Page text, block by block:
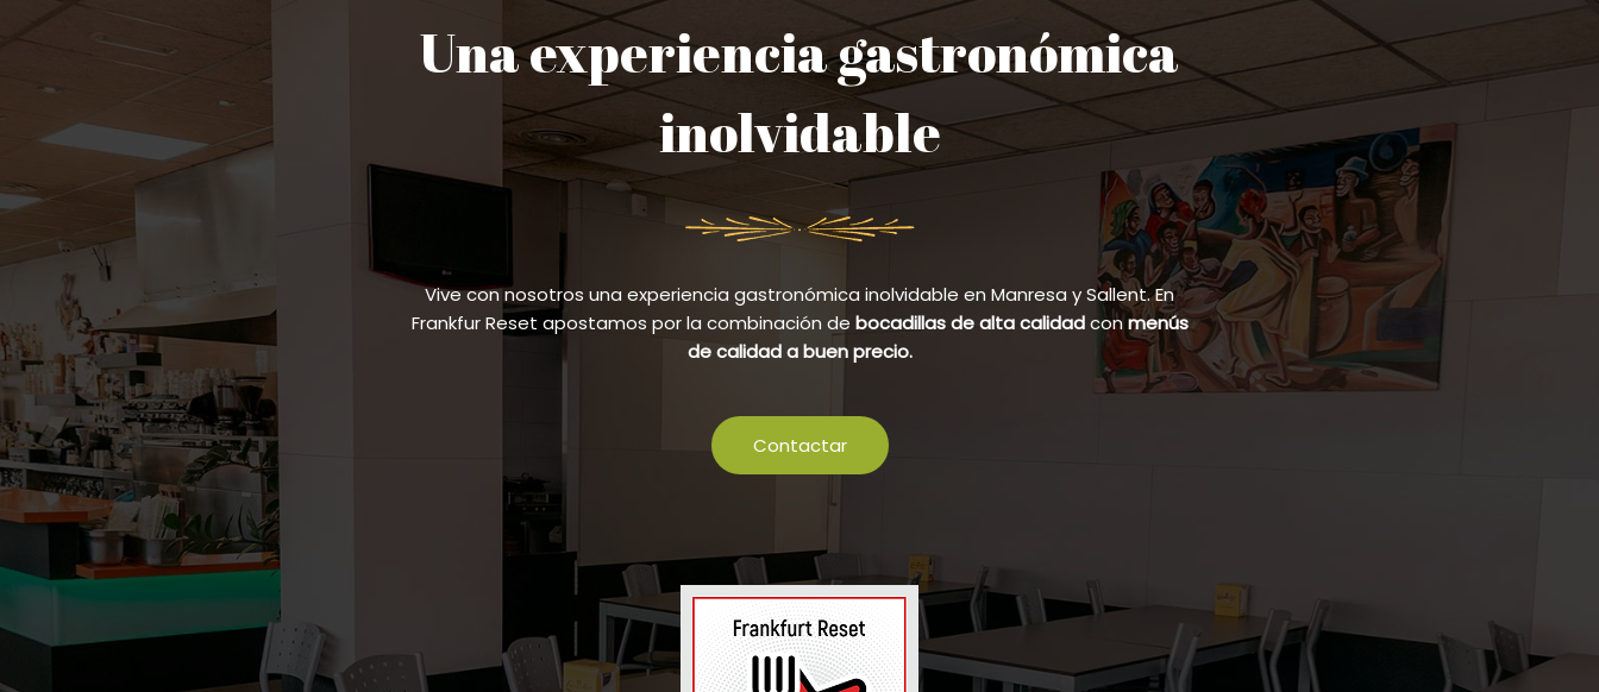
Una experiencia gastronómica
inolvidable
Vive con nosotros una experiencia gastronómica inolvidable en Manresa y Sallent. En
Frankfur Reset apostamos por la combinación de bocadillas de alta calidadconmenús
de calidad a buen precio.
Contactar